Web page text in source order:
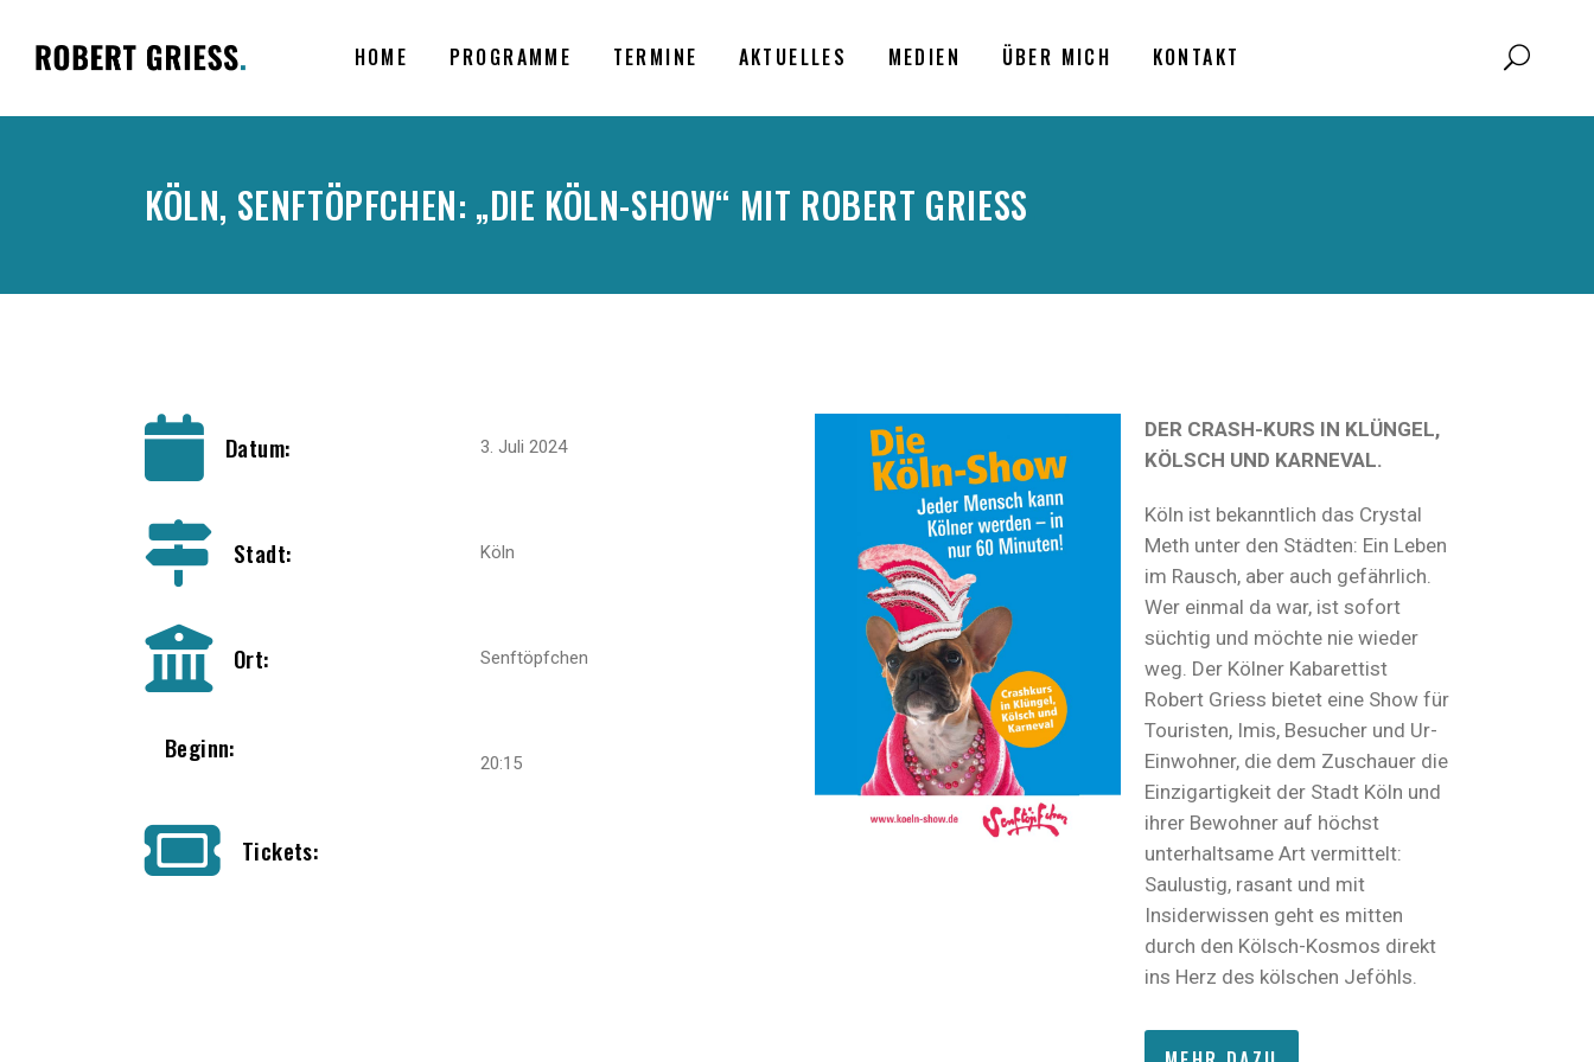
HOME PROGRAMME TERMINE AKTUELLES MEDIEN ÜBER MICH KONTAKT
KÖLN, SENFTÖPFCHEN: „DIE KÖLN-SHOW“ MIT ROBERT GRIESS
Datum: 3. Juli 2024
Stadt: Köln
Ort: Senftöpfchen
Beginn: 20:15
Tickets:
DER CRASH-KURS IN KLÜNGEL,
KÖLSCH UND KARNEVAL.
Köln ist bekanntlich das Crystal
Meth unter den Städten: Ein Leben
im Rausch, aber auch gefährlich.
Wer einmal da war, ist sofort
süchtig und möchte nie wieder
weg. Der Kölner Kabarettist
Robert Griess bietet eine Show für
Touristen, Imis, Besucher und Ur-
Einwohner, die dem Zuschauer die
Einzigartigkeit der Stadt Köln und
ihrer Bewohner auf höchst
unterhaltsame Art vermittelt:
Saulustig, rasant und mit
Insiderwissen geht es mitten
durch den Kölsch-Kosmos direkt
ins Herz des kölschen Jeföhls.